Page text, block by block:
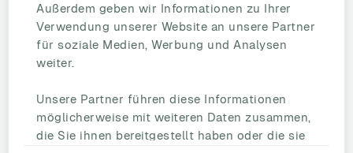
Außerdem geben wir Informationen zu Ihrer
Verwendung unserer Website an unsere Partner
für soziale Medien, Werbung und Analysen
weiter.
Unsere Partner führen diese Informationen
möglicherweise mit weiteren Daten zusammen,
die Sie ihnen bereitgestellt haben oder die sie